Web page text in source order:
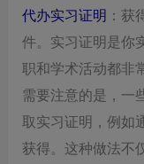
代办实习证明‌ ：获
件。实习证明是你
职和学术活动都非
需要注意的是，一
取实习证明，例如
获得。这种做法不